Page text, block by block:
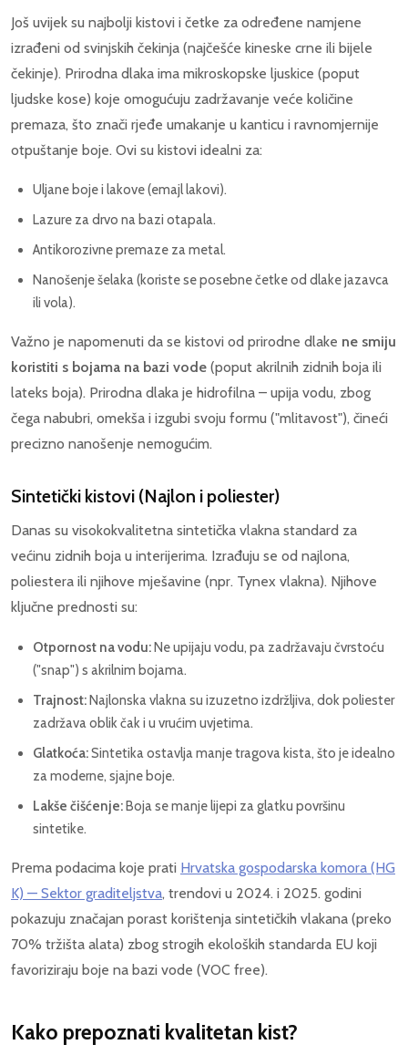
Još uvijek su najbolji kistovi i četke za određene namjene
izrađeni od svinjskih čekinja (najčešće kineske crne ili bijele
čekinje). Prirodna dlaka ima mikroskopske ljuskice (poput
ljudske kose) koje omogućuju zadržavanje veće količine
premaza, što znači rjeđe umakanje u kanticu i ravnomjernije
otpuštanje boje. Ovi su kistovi idealni za:
Uljane boje i lakove (emajl lakovi).
Lazure za drvo na bazi otapala.
Antikorozivne premaze za metal.
Nanošenje šelaka (koriste se posebne četke od dlake jazavca
ili vola).
Važno je napomenuti da se kistovi od prirodne dlake ne smiju
koristiti s bojama na bazi vode (poput akrilnih zidnih boja ili
lateks boja). Prirodna dlaka je hidrofilna – upija vodu, zbog
čega nabubri, omekša i izgubi svoju formu ("mlitavost"), čineći
precizno nanošenje nemogućim.
Sintetički kistovi (Najlon i poliester)
Danas su visokokvalitetna sintetička vlakna standard za
većinu zidnih boja u interijerima. Izrađuju se od najlona,
poliestera ili njihove mješavine (npr. Tynex vlakna). Njihove
ključne prednosti su:
Otpornost na vodu:Ne upijaju vodu, pa zadržavaju čvrstoću
("snap") s akrilnim bojama.
Trajnost:Najlonska vlakna su izuzetno izdržljiva, dok poliester
zadržava oblik čak i u vrućim uvjetima.
Glatkoća:Sintetika ostavlja manje tragova kista, što je idealno
za moderne, sjajne boje.
Lakše čišćenje:Boja se manje lijepi za glatku površinu
sintetike.
Prema podacima koje prati Hrvatska gospodarska komora (HG
K) — Sektor graditeljstva, trendovi u 2024. i 2025. godini
pokazuju značajan porast korištenja sintetičkih vlakana (preko
70% tržišta alata) zbog strogih ekoloških standarda EU koji
favoriziraju boje na bazi vode (VOC free).
Kako prepoznati kvalitetan kist?